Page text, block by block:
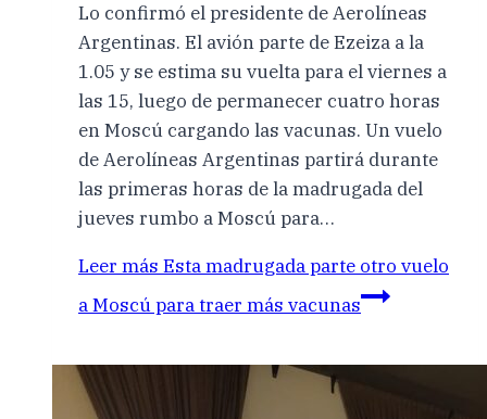
Lo confirmó el presidente de Aerolíneas
Argentinas. El avión parte de Ezeiza a la
1.05 y se estima su vuelta para el viernes a
las 15, luego de permanecer cuatro horas
en Moscú cargando las vacunas. Un vuelo
de Aerolíneas Argentinas partirá durante
las primeras horas de la madrugada del
jueves rumbo a Moscú para…
Leer más Esta madrugada parte otro vuelo
a Moscú para traer más vacunas